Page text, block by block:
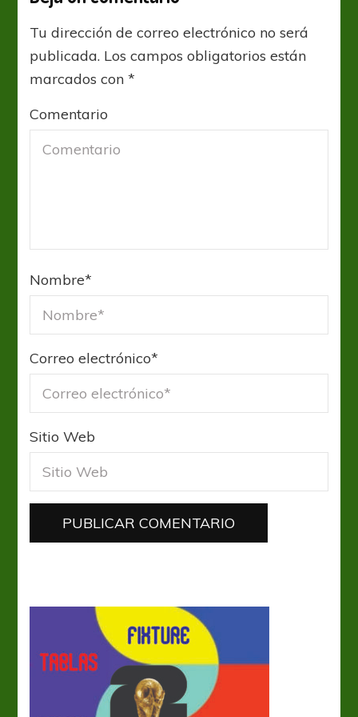
Tu dirección de correo electrónico no será
publicada. Los campos obligatorios están
marcados con*
Comentario
Nombre*
Correo electrónico*
Sitio Web